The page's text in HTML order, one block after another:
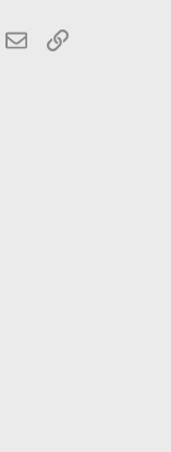
E-posta
Link